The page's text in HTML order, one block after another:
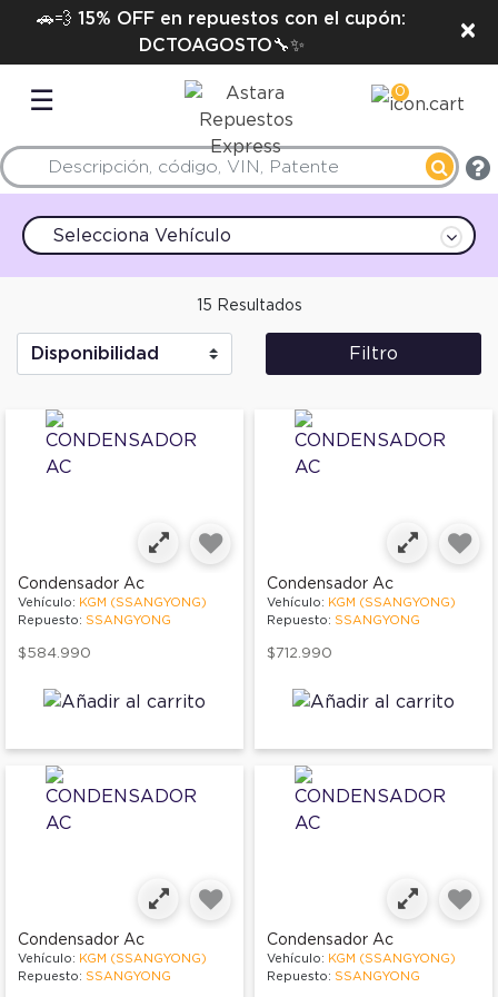
🚗💨 15% OFF en repuestos con el cupón:
DCTOAGOSTO🔧✨
×
☰ 0
Selecciona Vehículo
15 Resultados
Filtro
Condensador Ac
Vehículo: KGM (SSANGYONG)
Repuesto: SSANGYONG
$584.990
Condensador Ac
Vehículo: KGM (SSANGYONG)
Repuesto: SSANGYONG
$712.990
Condensador Ac
Vehículo: KGM (SSANGYONG)
Repuesto: SSANGYONG
Condensador Ac
Vehículo: KGM (SSANGYONG)
Repuesto: SSANGYONG